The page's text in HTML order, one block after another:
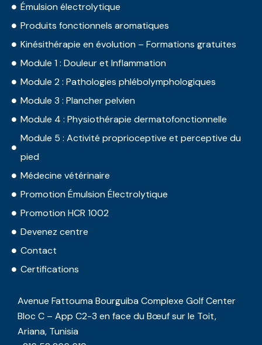
Émulsion électrolytique
Produits fonctionnels aromatiques
Kinésithérapie en évolution – Formations gratuites
Module 1 : Douleur et Inflammation
Module 2 : Pathologies phlébolymphologiques
Module 3 : Plancher pelvien
Module 4 : Physiothérapie dermatofonctionnelle
Module 5 : Activité proprioceptive et perceptive du
pied
Médecine vétérinaire
Promotion Émulsion Électrolytique
Promotion HCR 1002
Devenez centre
Contact
Certifications
Avenue Fattouma Bourguiba Complexe Golf Center
Bloc C – App C2-3 en face du Bœuf sur le Toit,
Ariana, Tunisia